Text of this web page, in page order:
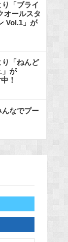
「ブライ
オールスタ
Vol.1」が
「ねんど
」が
！
なでプー